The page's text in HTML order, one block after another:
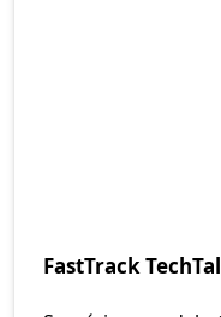
FastTrack